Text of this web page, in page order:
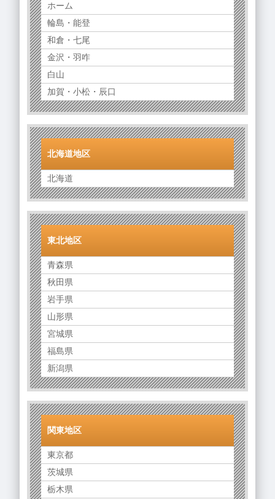
ホーム
輪島・能登
和倉・七尾
金沢・羽咋
白山
加賀・小松・辰口
北海道地区
北海道
東北地区
青森県
秋田県
岩手県
山形県
宮城県
福島県
新潟県
関東地区
東京都
茨城県
栃木県